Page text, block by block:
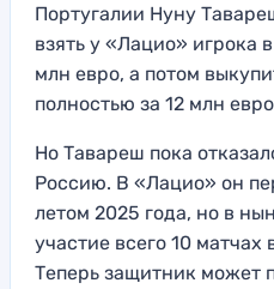
Португалии Нуну
взять у «Лацио» игрока
млн евро, а потом
полностью за 12 млн
Но Тавареш пока
Россию. В «Лацио» он
летом 2025 года, но в
участие всего 10 матчах
Теперь защитник может